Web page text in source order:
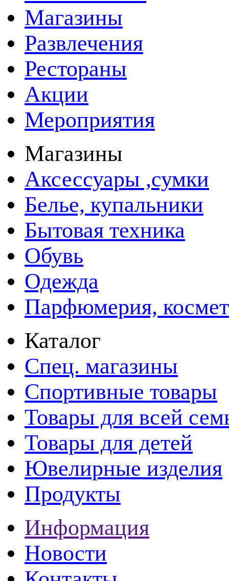
Магазины
Развлечения
Рестораны
Акции
Мероприятия
Магазины
Аксессуары ,сумки
Белье, купальники
Бытовая техника
Обувь
Одежда
Парфюмерия,
Каталог
Спец. магазины
Спортивные товары
Товары для всей
Товары для детей
Ювелирные изделия
Продукты
Информация
Новости